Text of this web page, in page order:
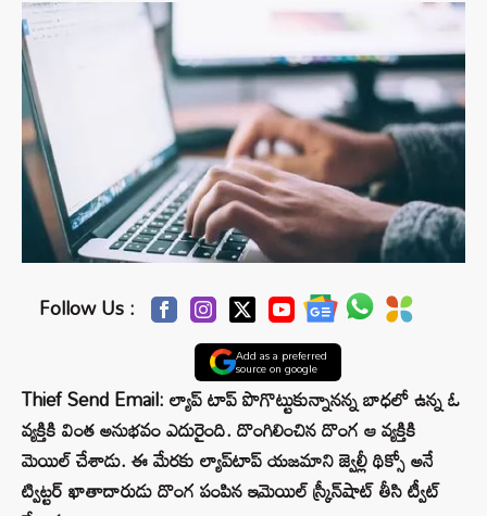
Follow Us :
Add as a preferred
source on google
Thief Send Email: ల్యాప్ టాప్ పొగొట్టుకున్నానన్న బాధలో ఉన్న ఓ
వ్యక్తికి వింత అనుభవం ఎదురైంది. దొంగిలించిన దొంగ ఆ వ్యక్తికి
మెయిల్ చేశాడు. ఈ మేరకు ల్యాప్‌టాప్‌ యజమాని జ్వెల్లీ థిక్సో అనే
ట్విట్టర్ ఖాతాదారుడు దొంగ పంపిన ఇమెయిల్ స్క్రీన్‌షాట్ తీసి ట్వీట్